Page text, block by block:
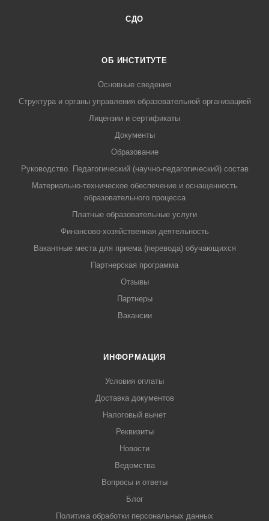
СДО
ОБ ИНСТИТУТЕ
Основные сведения
Структура и органы управления образовательной организацией
Лицензии и сертификаты
Документы
Образование
Руководство. Педагогический (научно-педагогический) состав
Материально-техническое обеспечение и оснащенность
образовательного процесса
Платные образовательные услуги
Финансово-хозяйственная деятельность
Вакантные места для приема (перевода) обучающихся
Партнерская программа
Отзывы
Партнеры
Вакансии
ИНФОРМАЦИЯ
Условия оплаты
Доставка документов
Налоговый вычет
Реквизиты
Новости
Ведомства
Вопросы и ответы
Блог
Политика обработки персональных данных